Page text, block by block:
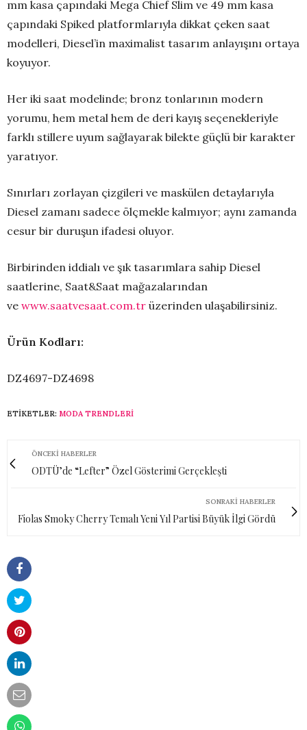
mm kasa çapındaki Mega Chief Slim ve 49 mm kasa
çapındaki Spiked platformlarıyla dikkat çeken saat
modelleri, Diesel’in maximalist tasarım anlayışını ortaya
koyuyor.
Her iki saat modelinde; bronz tonlarının modern
yorumu, hem metal hem de deri kayış seçenekleriyle
farklı stillere uyum sağlayarak bilekte güçlü bir karakter
yaratıyor.
Sınırları zorlayan çizgileri ve maskülen detaylarıyla
Diesel zamanı sadece ölçmekle kalmıyor; aynı zamanda
cesur bir duruşun ifadesi oluyor.
Birbirinden iddialı ve şık tasarımlara sahip Diesel
saatlerine, Saat&Saat mağazalarından
ve www.saatvesaat.com.tr üzerinden ulaşabilirsiniz.
Ürün Kodları:
DZ4697-DZ4698
ETIKETLER: MODA TRENDLERI
ÖNCEKI HABERLER
ODTÜ’de “Lefter” Özel Gösterimi Gerçekleşti
SONRAKI HABERLER
Fiolas Smoky Cherry Temalı Yeni Yıl Partisi Büyük İlgi Gördü